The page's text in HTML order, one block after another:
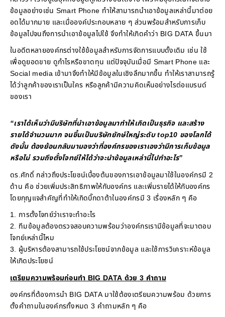
ข้อมูลอย่างเช่น Smart Phone ทำให้สามารถนำเอาข้อมูลเหล่านี้มาต่อย
อดได้มากมาย และเมื่อองค์ประกอบหลาย ๆ ส่วนพร้อมสำหรับการเก็บ
ข้อมูลไปจนถึงการนำเอาข้อมูลไปใช้ จึงทำให้เกิดคำว่า BIG DATA ขึ้นมา
ในอดีตหลายองค์กรต่างใช้ข้อมูลสำหรับการจัดการแบบดั้งเดิม เช่น ใช้
เพื่อดูยอดขาย ดูกำไรหรือขาดทุน แต่ปัจจุบันเมื่อมี Smart Phone และ
Social media เข้ามาจึงทำให้มีข้อมูลในเชิงลึกมากขึ้น ทำให้เราสามารถรู้
ได้ว่าลูกค้าของเราเป็นใคร หรือลูกค้ามีความคิดเห็นอย่างไรต่อแบรนด์
ของเรา
“เราได้เห็นว่ามีบริษัทที่นำเอาข้อมูลมาทำให้เกิดเป็นธุรกิจ และสร้าง
รายได้จำนวนมาก จนขึ้นเป็นบริษัทยักษ์ใหญ่ระดับ top10 ของโลกได้
ดังนั้น ต้องย้อนกลับมามองว่าที่องค์กรของเราเองว่ามีการเก็บข้อมูล
หรือไม่ รวมถึงตั้งโจทย์ให้ได้ว่าจะนำข้อมูลเหล่านี้ไปทำอะไร”
ดร.ศักดิ์ กล่าวถึงประโยชน์เบื้องต้นของการเอาข้อมูลมาใช้ในองค์กรมี 2
ด้าน คือ ช่วยเพิ่มประสิทธิภาพให้กับองค์กร และเพิ่มรายได้ให้กับองค์กร
โดยกุญแจสำคัญที่ทำให้เกิดบิ๊กดาต้าในองค์กรมี 3 เรื่องหลัก ๆ คือ
1. การตั้งโจทย์ว่าเราจะทำอะไร
2. ทีมข้อมูลต้องตรวจสอบความพร้อมว่าองค์กรเรามีข้อมูลที่จะมาตอบ
โจทย์เหล่านี้ไหม
3. ผู้บริหารต้องสามารถใช้ประโยชน์จากข้อมูล และใช้การวิเคราะห์ข้อมูล
ให้เกิดประโยชน์
เตรียมความพร้อมก่อนทำ BIG DATA ด้วย 3 คำถาม
องค์กรที่ต้องการนำ BIG DATA มาใช้ต้องเตรียมความพร้อม ด้วยการ
ตั้งคำถามในองค์กรทั้งหมด 3 คำถามหลัก ๆ คือ